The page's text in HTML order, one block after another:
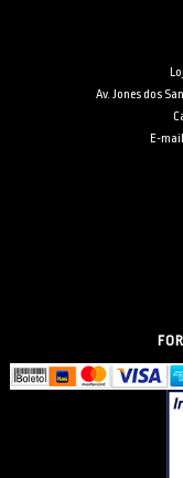
Av. Jones dos
E-